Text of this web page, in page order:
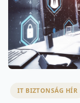
IT BIZTONSÁG HÍR